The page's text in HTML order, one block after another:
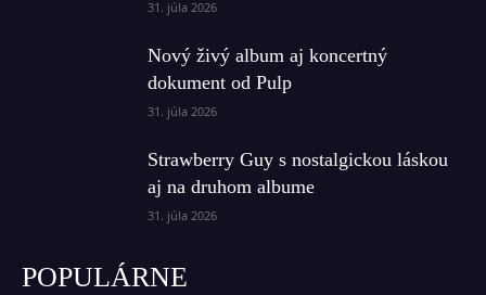
31. júla 2026
Nový živý album aj koncertný
dokument od Pulp
31. júla 2026
Strawberry Guy s nostalgickou láskou
aj na druhom albume
31. júla 2026
POPULÁRNE